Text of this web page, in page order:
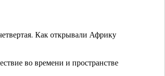
Как открывали Африку
во времени и пространстве